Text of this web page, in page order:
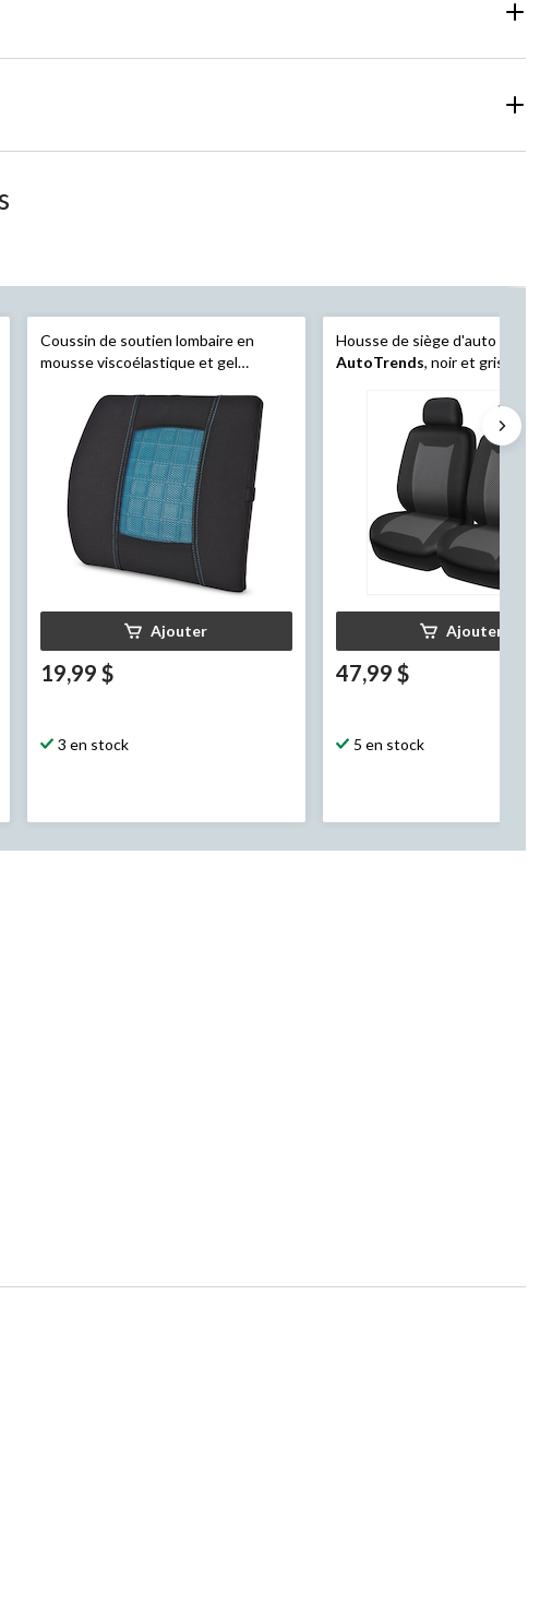
Coussin de soutien lombaire en
mousse viscoélastique et gel
Ajouter
19,99 $
3 en stock
Housse de siège d'auto Track
AutoTrends, noir et gris, paq. 2
Ajouter
47,99 $
5 en stock